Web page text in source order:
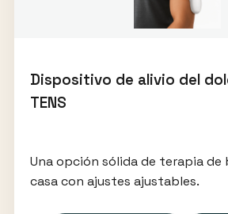
Dispositivo de alivio del
TENS
Una opción sólida de terapia de
casa con ajustes ajustables.